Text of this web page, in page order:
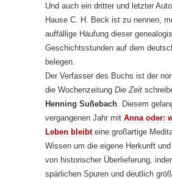
Und auch ein dritter und letzter
Hause C. H. Beck ist zu nennen,
auffällige Häufung dieser
Geschichtsstunden auf dem
belegen.
Der Verfasser des Buchs ist der
die Wochenzeitung Die Zeit
Henning Sußebach . Diesem
vergangenen Jahr mit Anna oder:
Leben bleibteine großartige
Wissen um die eigene Herkunft
von historischer Überlieferung,
spärlichen Spuren und deutlich